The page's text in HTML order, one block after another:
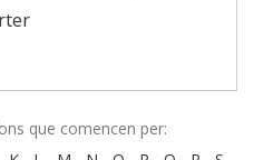
que comencen per: